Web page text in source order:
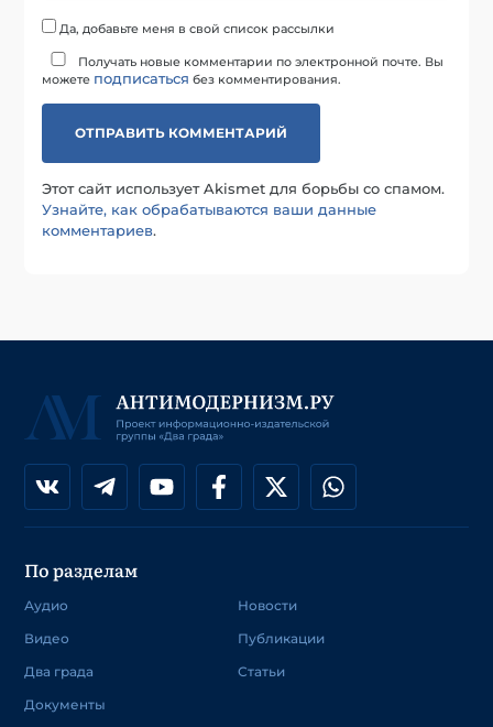
Да, добавьте меня в свой список рассылки
Получать новые комментарии по электронной почте. Вы
можете подписаться без комментирования.
Этот сайт использует Akismet для борьбы со спамом.
Узнайте, как обрабатываются ваши данные
комментариев.
По разделам
Аудио
Видео
Два града
Документы
Новости
Публикации
Статьи